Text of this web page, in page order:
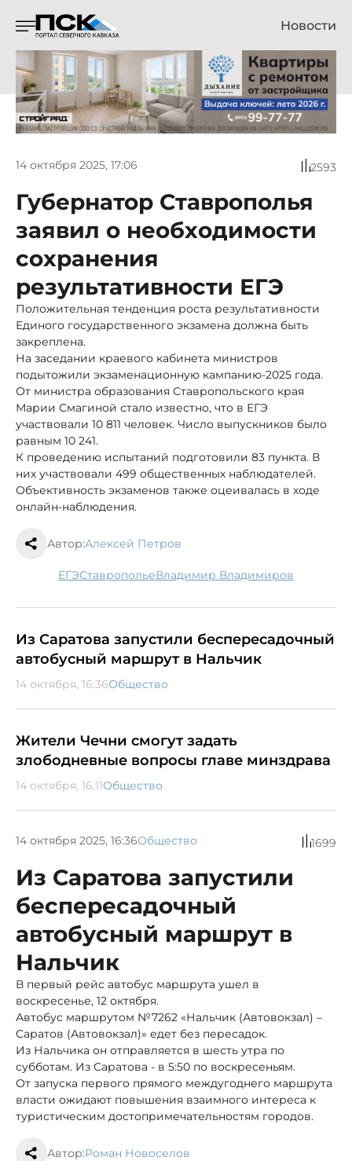
Новости
14 октября 2025, 17:06 2593
Губернатор Ставрополья
заявил о необходимости
сохранения
результативности ЕГЭ
Положительная тенденция роста результативности
Единого государственного экзамена должна быть
закреплена.
На заседании краевого кабинета министров
подытожили экзаменационную кампанию-2025 года.
От министра образования Ставропольского края
Марии Смагиной стало известно, что в ЕГЭ
участвовали 10 811 человек. Число выпускников было
равным 10 241.
К проведению испытаний подготовили 83 пункта. В
них участвовали 499 общественных наблюдателей.
Объективность экзаменов также оцеивалась в ходе
онлайн-наблюдения.
Автор:Алексей Петров
ЕГЭ Ставрополье Владимир Владимиров
Из Саратова запустили беспересадочный
автобусный маршрут в Нальчик
14 октября, 16:36Общество
Жители Чечни смогут задать
злободневные вопросы главе минздрава
14 октября, 16:11Общество
14 октября 2025, 16:36Общество 1699
Из Саратова запустили
беспересадочный
автобусный маршрут в
Нальчик
В первый рейс автобус маршрута ушел в
воскресенье, 12 октября.
Автобус маршрутом №7262 «Нальчик (Автовокзал) –
Саратов (Автовокзал)» едет без пересадок.
Из Нальчика он отправляется в шесть утра по
субботам. Из Саратова - в 5:50 по воскресеньям.
От запуска первого прямого междугоднего маршрута
власти ожидают повышения взаимного интереса к
туристическим достопримечательностям городов.
Автор:Роман Новоселов